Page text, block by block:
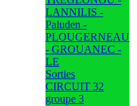
LANNILIS -
Paluden -
PLOUGERNEAU
- GROUANEC -
LE
Sorties
CIRCUIT 32
groupe 3